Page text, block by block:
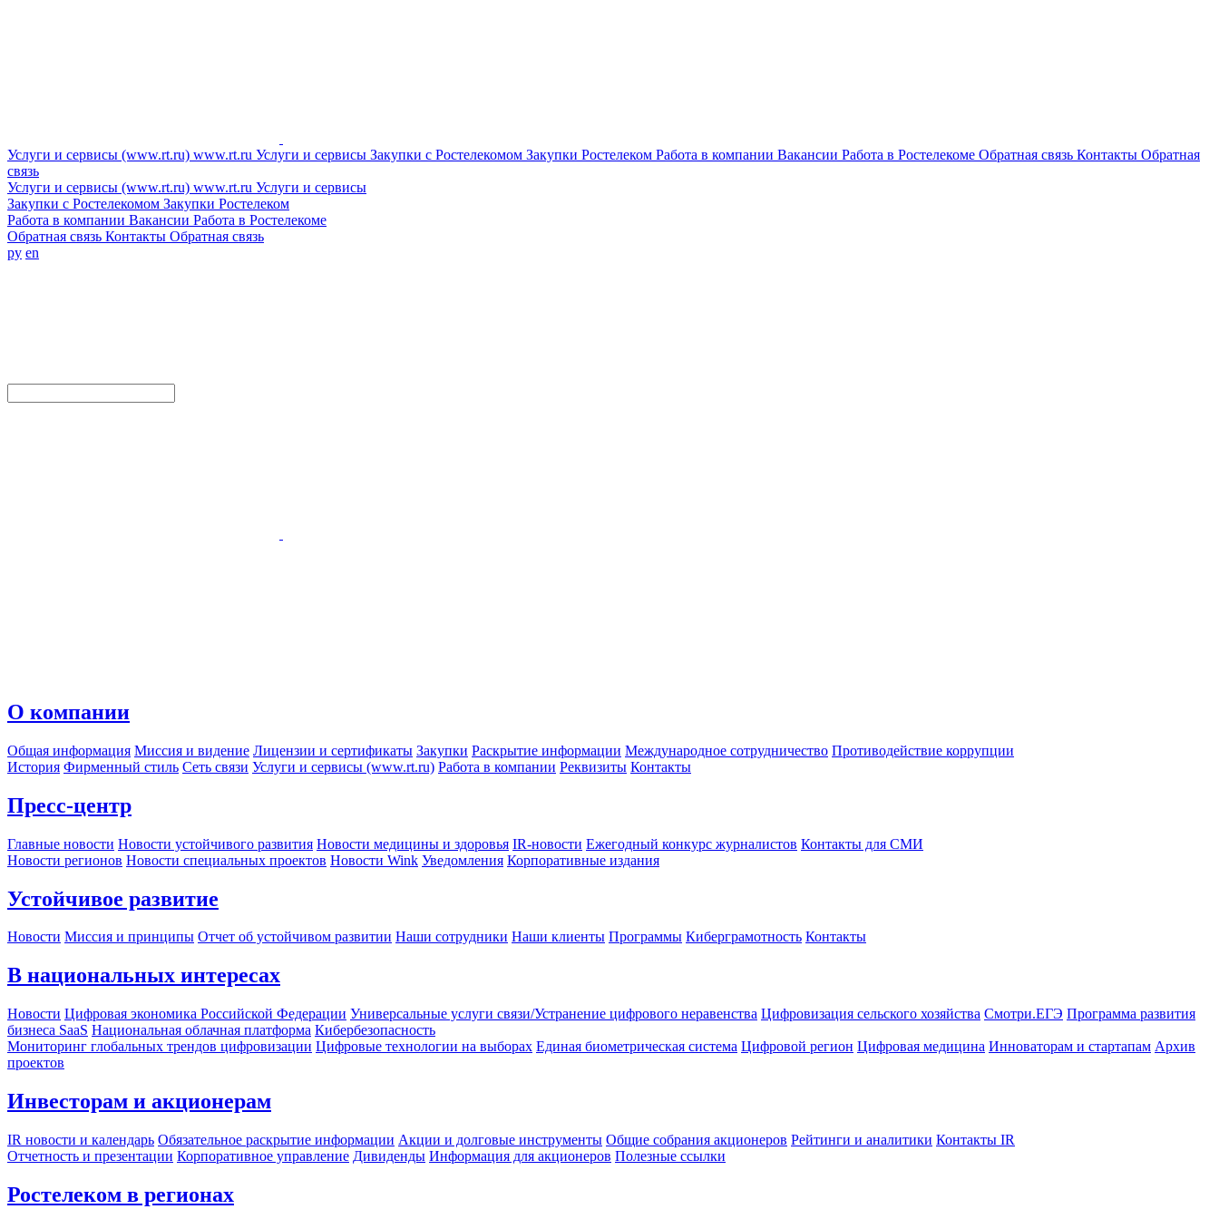
Услуги и сервисы (www.rt.ru) www.rt.ru Услуги и сервисы Закупки с Ростелекомом Закупки Ростелеком Работа в компании Вакансии Работа в Ростелекоме Обратная связь Контакты Обратная
связь
Услуги и сервисы (www.rt.ru) www.rt.ru Услуги и сервисы
Закупки с Ростелекомом Закупки Ростелеком
Работа в компании Вакансии Работа в Ростелекоме
Обратная связь Контакты Обратная связь
ру en
О компании
Общая информация Миссия и видение Лицензии и сертификаты Закупки Раскрытие информации Международное сотрудничество Противодействие коррупции
История Фирменный стиль Сеть связи Услуги и сервисы (www.rt.ru) Работа в компании Реквизиты Контакты
Пресс-центр
Главные новости Новости устойчивого развития Новости медицины и здоровья IR-новости Ежегодный конкурс журналистов Контакты для СМИ
Новости регионов Новости специальных проектов Новости Wink Уведомления Корпоративные издания
Устойчивое развитие
Новости Миссия и принципы Отчет об устойчивом развитии Наши сотрудники Наши клиенты Программы Киберграмотность Контакты
В национальных интересах
Новости Цифровая экономика Российской Федерации Универсальные услуги связи/Устранение цифрового неравенства Цифровизация сельского хозяйства Смотри.ЕГЭ Программа развития
бизнеса SaaS Национальная облачная платформа Кибербезопасность
Мониторинг глобальных трендов цифровизации Цифровые технологии на выборах Единая биометрическая система Цифровой регион Цифровая медицина Инноваторам и стартапам Архив
проектов
Инвесторам и акционерам
IR новости и календарь Обязательное раскрытие информации Акции и долговые инструменты Общие собрания акционеров Рейтинги и аналитики Контакты IR
Отчетность и презентации Корпоративное управление Дивиденды Информация для акционеров Полезные ссылки
Ростелеком в регионах